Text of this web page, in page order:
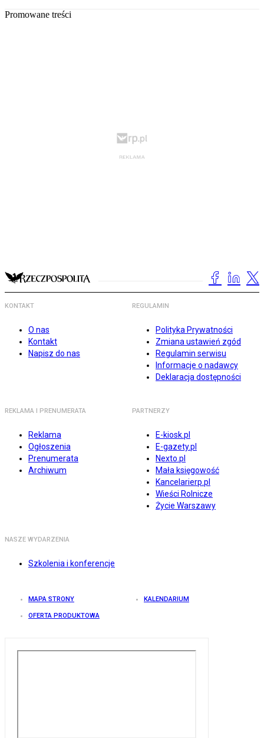
Promowane treści
KONTAKT
O nas
Kontakt
Napisz do nas
REGULAMIN
Polityka Prywatności
Zmiana ustawień zgód
Regulamin serwisu
Informacje o nadawcy
Deklaracja dostępności
REKLAMA I PRENUMERATA
Reklama
Ogłoszenia
Prenumerata
Archiwum
PARTNERZY
E-kiosk.pl
E-gazety.pl
Nexto.pl
Mała księgowość
Kancelarierp.pl
Wieści Rolnicze
Życie Warszawy
NASZE WYDARZENIA
Szkolenia i konferencje
MAPA STRONY KALENDARIUM
OFERTA PRODUKTOWA